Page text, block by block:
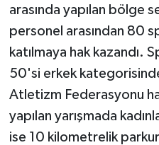
arasında yapılan bölge
personel arasından 80
katılmaya hak kazandı.
50'si erkek
Atletizm Federasyonu
yapılan yarışmada
ise 10 kilometrelik